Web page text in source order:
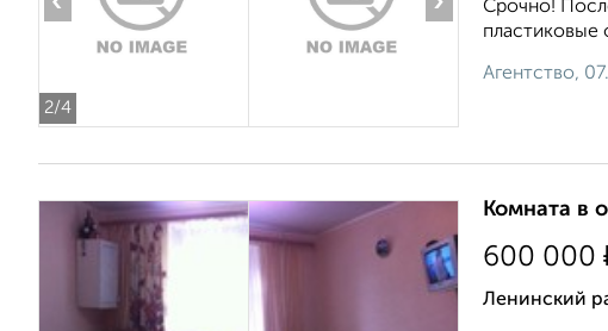
2/4
Срочно!
пластиковые
Агентство,
Комната в
600 000
Ленинский